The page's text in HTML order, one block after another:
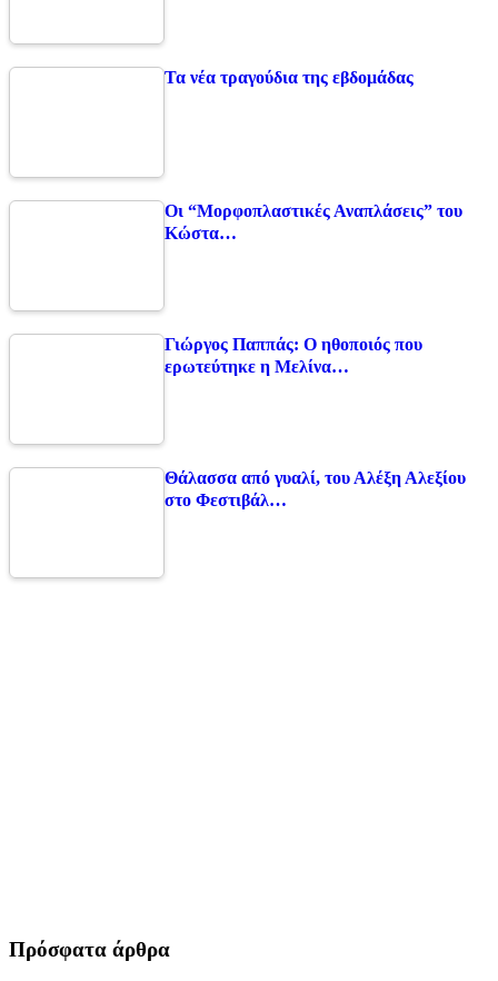
Τα νέα τραγούδια της εβδομάδας
Οι “Μορφοπλαστικές Αναπλάσεις” του
Κώστα…
Γιώργος Παππάς: Ο ηθοποιός που
ερωτεύτηκε η Μελίνα…
Θάλασσα από γυαλί, του Αλέξη Αλεξίου
στο Φεστιβάλ…
Πρόσφατα άρθρα